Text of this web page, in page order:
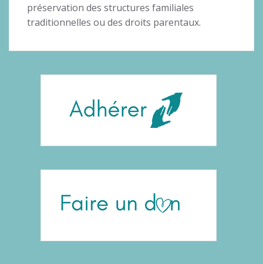
préservation des structures familiales
traditionnelles ou des droits parentaux.